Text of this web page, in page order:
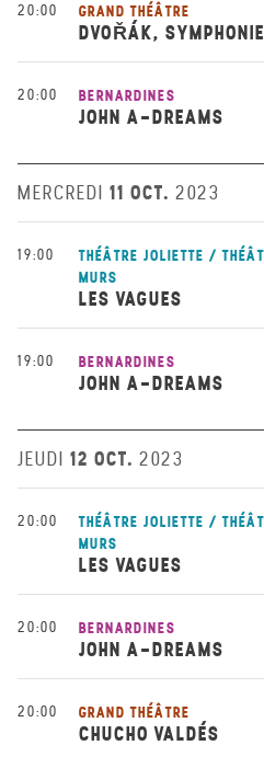
20:00 GRAND THÉÂTRE
DVOŘÁK,
20:00 BERNARDINES
JOHN A-DREAMS
MERCREDI 11 OCT. 2023
19:00
THÉÂTRE JOLIETTE /
MURS
LES VAGUES
19:00 BERNARDINES
JOHN A-DREAMS
JEUDI 12 OCT. 2023
20:00
THÉÂTRE JOLIETTE /
MURS
LES VAGUES
20:00 BERNARDINES
JOHN A-DREAMS
20:00 GRAND THÉÂTRE
CHUCHO VALDÉS